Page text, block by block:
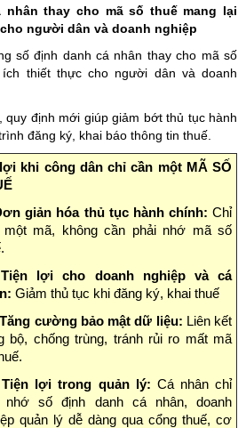
nhân thay cho mã số thuế mang lại
người dân và doanh nghiệp
số định danh cá nhân thay cho mã số
thiết thực cho người dân và doanh
định mới giúp giảm bớt thủ tục hành
đăng ký, khai báo thông tin thuế.
khi công dân chỉ cần một MÃ SỐ
giản hóa thủ tục hành chính: Chỉ
một mã, không cần phải nhớ mã số
lợi cho doanh nghiệp và cá
Giảm thủ tục khi đăng ký, khai thuế
cường bảo mật dữ liệu: Liên kết
bộ, chống trùng, tránh rủi ro mất mã
lợi trong quản lý: Cá nhân chỉ
nhớ số định danh cá nhân, doanh
quản lý dễ dàng qua cổng thuế, cơ